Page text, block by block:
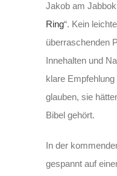
Jakob am
Ring“. Kein
überraschenden
Innehalten und
klare
glauben, sie
Bibel gehört.
In der
gespannt auf